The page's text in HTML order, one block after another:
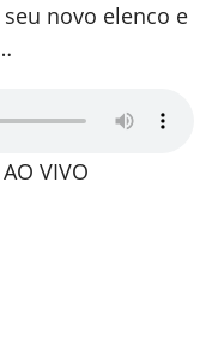
novo elenco e
VIVO